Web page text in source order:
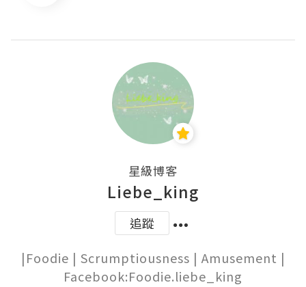
星級博客
Liebe_king
追蹤
|Foodie | Scrumptiousness | Amusement |
Facebook:Foodie.liebe_king